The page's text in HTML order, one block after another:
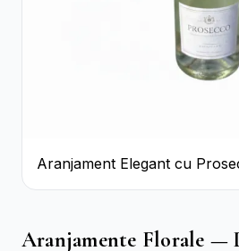
Aranjament Elegant cu
Flori Galbene.
Aranjamente Florale —